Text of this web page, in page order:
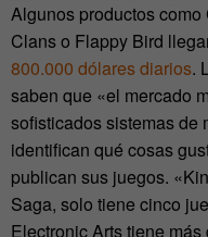
Algunos productos
Clans o Flappy Bird
800.000 dólares diarios.
saben que «el mercado
sofisticados sistemas de
identifican qué cosas
publican sus juegos.
Saga, solo tiene cinco
Electronic Arts tiene